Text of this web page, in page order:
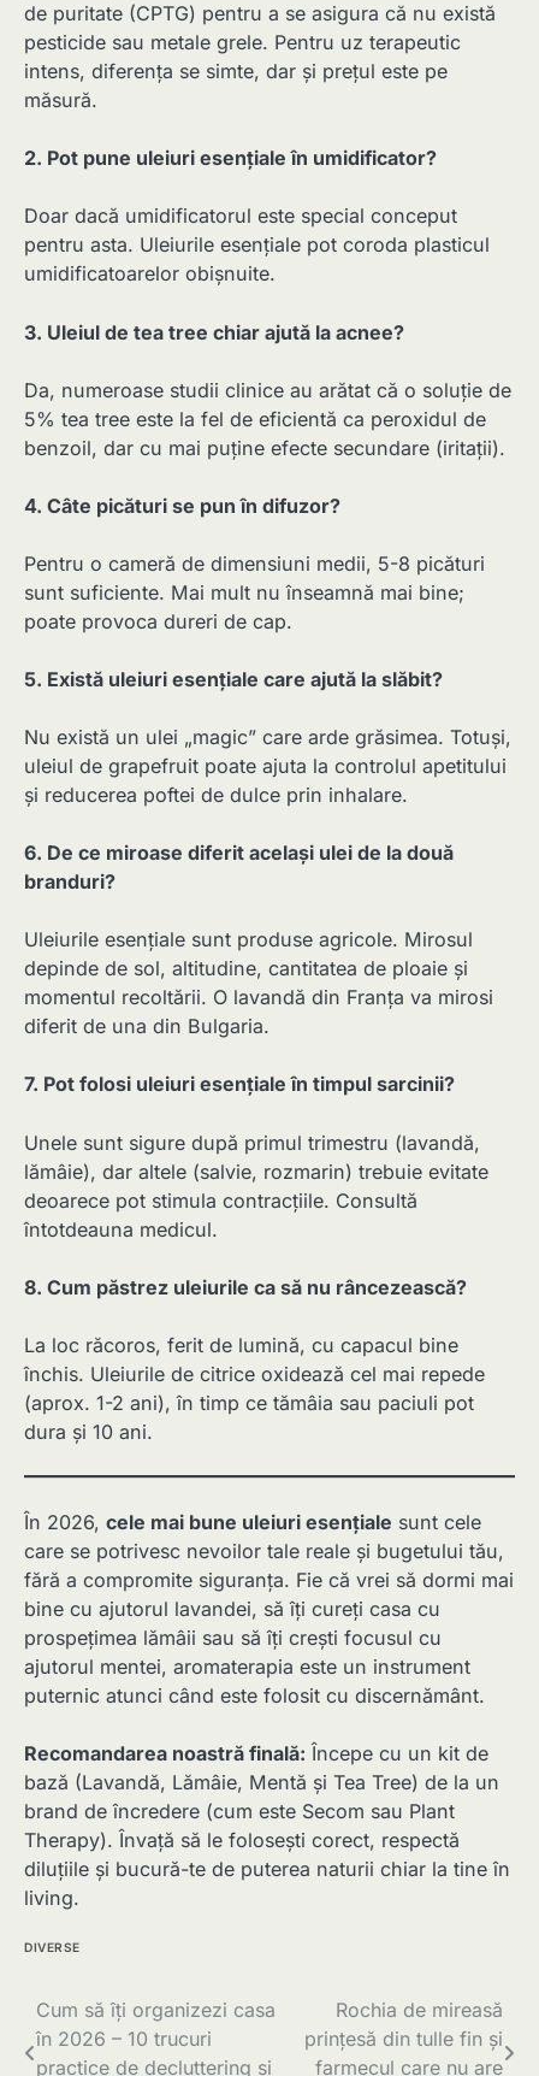
de puritate (CPTG) pentru a se asigura că nu există
pesticide sau metale grele. Pentru uz terapeutic
intens, diferența se simte, dar și prețul este pe
măsură.
2. Pot pune uleiuri esențiale în umidificator?
Doar dacă umidificatorul este special conceput
pentru asta. Uleiurile esențiale pot coroda plasticul
umidificatoarelor obișnuite.
3. Uleiul de tea tree chiar ajută la acnee?
Da, numeroase studii clinice au arătat că o soluție de
5% tea tree este la fel de eficientă ca peroxidul de
benzoil, dar cu mai puține efecte secundare (iritații).
4. Câte picături se pun în difuzor?
Pentru o cameră de dimensiuni medii, 5-8 picături
sunt suficiente. Mai mult nu înseamnă mai bine;
poate provoca dureri de cap.
5. Există uleiuri esențiale care ajută la slăbit?
Nu există un ulei „magic” care arde grăsimea. Totuși,
uleiul de grapefruit poate ajuta la controlul apetitului
și reducerea poftei de dulce prin inhalare.
6. De ce miroase diferit același ulei de la două
branduri?
Uleiurile esențiale sunt produse agricole. Mirosul
depinde de sol, altitudine, cantitatea de ploaie și
momentul recoltării. O lavandă din Franța va mirosi
diferit de una din Bulgaria.
7. Pot folosi uleiuri esențiale în timpul sarcinii?
Unele sunt sigure după primul trimestru (lavandă,
lămâie), dar altele (salvie, rozmarin) trebuie evitate
deoarece pot stimula contracțiile. Consultă
întotdeauna medicul.
8. Cum păstrez uleiurile ca să nu râncezească?
La loc răcoros, ferit de lumină, cu capacul bine
închis. Uleiurile de citrice oxidează cel mai repede
(aprox. 1-2 ani), în timp ce tămâia sau paciuli pot
dura și 10 ani.
În 2026, cele mai bune uleiuri esențiale sunt cele
care se potrivesc nevoilor tale reale și bugetului tău,
fără a compromite siguranța. Fie că vrei să dormi mai
bine cu ajutorul lavandei, să îți cureți casa cu
prospețimea lămâii sau să îți crești focusul cu
ajutorul mentei, aromaterapia este un instrument
puternic atunci când este folosit cu discernământ.
Recomandarea noastră finală: Începe cu un kit de
bază (Lavandă, Lămâie, Mentă și Tea Tree) de la un
brand de încredere (cum este Secom sau Plant
Therapy). Învață să le folosești corect, respectă
diluțiile și bucură-te de puterea naturii chiar la tine în
living.
DIVERSE
Navigare
în
Cum să îți organizezi casa
în 2026 – 10 trucuri
practice de decluttering și
Rochia de mireasă
prințesă din tulle fin și
farmecul care nu are